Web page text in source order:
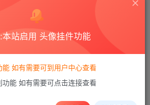
不一致。
本站启用 头像挂件功能
如有需要可到用户中心查看
能 如有需要可点击连接查看